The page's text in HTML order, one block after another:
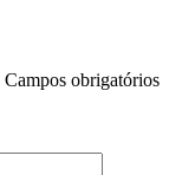
Campos obrigatórios